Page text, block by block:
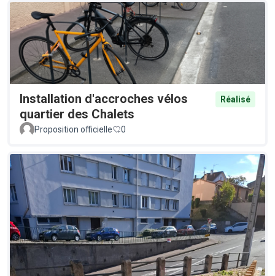
Installation d'accroches vélos
quartier des Chalets
Réalisé
Proposition officielle 0